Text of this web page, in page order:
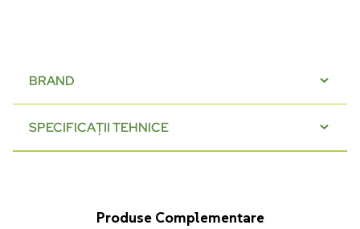
BRAND
SPECIFICAȚII TEHNICE
Produse Complementare